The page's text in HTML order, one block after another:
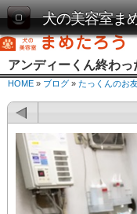
犬の美容室ま
アンディーくん終わっ
HOME » ブログ » たっくんのお